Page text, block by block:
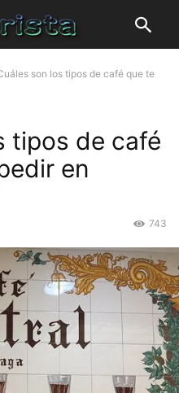
son los tipos de café que te
tipos de café
en
743